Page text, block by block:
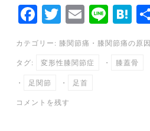
Fa
ce
bo
ok
T
wi
tte
r
E
m
ail
Li
ne
H
at
en
a
カテゴリー: 膝関節痛 ・ 膝関節痛の原因
タグ: 変形性膝関節症 ・ 膝蓋骨
・ 足関節 ・ 足首
コメントを残す